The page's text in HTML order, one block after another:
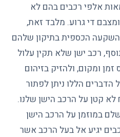
אלפי רכבים בהם לא
די גרוע. מלבד זאת,
הכספית בתיקון שלהם
רכב ישן שלא תקין עלול
ומקום, ולהזיק בזיהום
הדברים הללו ניתן לפתור
לא קטן על הרכב הישן שלנו.
במוזמן על הרכב הישן
יגיע אל בעל הרכב אשר